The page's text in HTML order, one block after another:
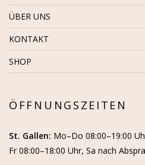
ÜBER UNS
KONTAKT
SHOP
ÖFFNUNGSZEITEN
St. Gallen: Mo–Do 08:00–19:00
Fr 08:00–18:00 Uhr, Sa nach